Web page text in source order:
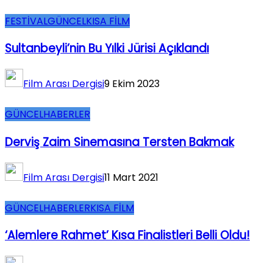
FESTİVALGÜNCELKISA FİLM
Sultanbeyli’nin Bu Yılki Jürisi Açıklandı
Film Arası Dergisi9 Ekim 2023
GÜNCELHABERLER
Derviş Zaim Sinemasına Tersten Bakmak
Film Arası Dergisi11 Mart 2021
GÜNCELHABERLERKISA FİLM
‘Alemlere Rahmet’ Kısa Finalistleri Belli Oldu!